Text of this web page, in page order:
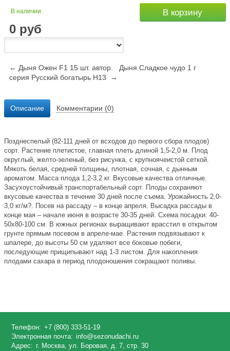
В наличии:
0 руб
В корзину
← Дыня Ожен F1 15 шт. автор.
Дыня Сладкое чудо 1 г
серия Русский богатырь Н13 →
Описание Комментарии (0)
Позднеспелый (82-111 дней от всходов до первого сбора плодов)
сорт. Растение плетистое, главная плеть длиной 1,5-2,0 м. Плод
округлый, желто-зеленый, без рисунка, с крупноячеистой сеткой.
Мякоть белая, средней толщины, плотная, сочная, с дынным
ароматом. Масса плода 1,2-3,2 кг. Вкусовые качества отличные.
Засухоустойчивый транспортабельный сорт. Плоды сохраняют
вкусовые качества в течение 30 дней после съема. Урожайность 2,0-
3,0 кг/м?. Посев на рассаду – в конце апреля. Высадка рассады в
конце мая – начале июня в возрасте 30-35 дней. Схема посадки: 40-
50х80-100 см. В южных регионах выращивают врасстил в открытом
грунте прямым посевом в апреле-мае. Растения подвязывают к
шпалере, до высоты 50 см удаляют все боковые побеги,
последующие прищипывают над 1-3 листом. Для накопления
плодами сахара в период плодоношения сокращают поливы.
Телефон: +7 (800) 333-51-19
Электронная почта: info@sezonudachi.ru
Адрес: г. Москва, ул. Боровая, д. 7, стр. 30